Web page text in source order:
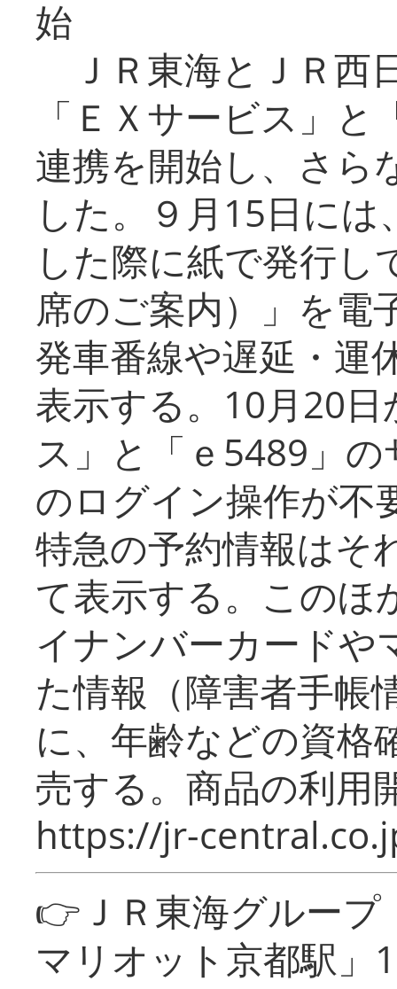
始
ＪＲ東海とＪＲ西
「ＥＸサービス」
連携を開始し、さら
した。９月15日に
した際に紙で発行し
席のご案内）」を電
発車番線や遅延・運
表示する。10月20
ス」と「ｅ5489」
のログイン操作が不
特急の予約情報はそ
て表示する。このほ
イナンバーカードや
た情報（障害者手帳
に、年齢などの資格
売する。商品の利用
https://jr-
👉ＪＲ東海グルー
マリオット京都駅」